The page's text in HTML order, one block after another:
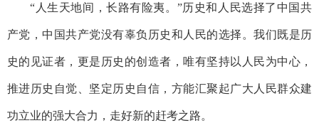
“人生天地间，长路有险夷。”历史和人民选择了中国共
产党，中国共产党没有辜负历史和人民的选择。我们既是历
史的见证者，更是历史的创造者，唯有坚持以人民为中心，
推进历史自觉、坚定历史自信，方能汇聚起广大人民群众建
功立业的强大合力，走好新的赶考之路。